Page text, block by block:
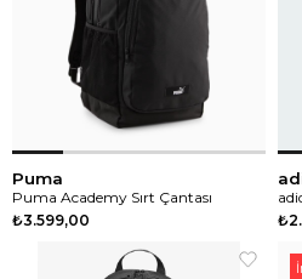
Puma
Puma Academy Sırt Çantası
₺3.599,00